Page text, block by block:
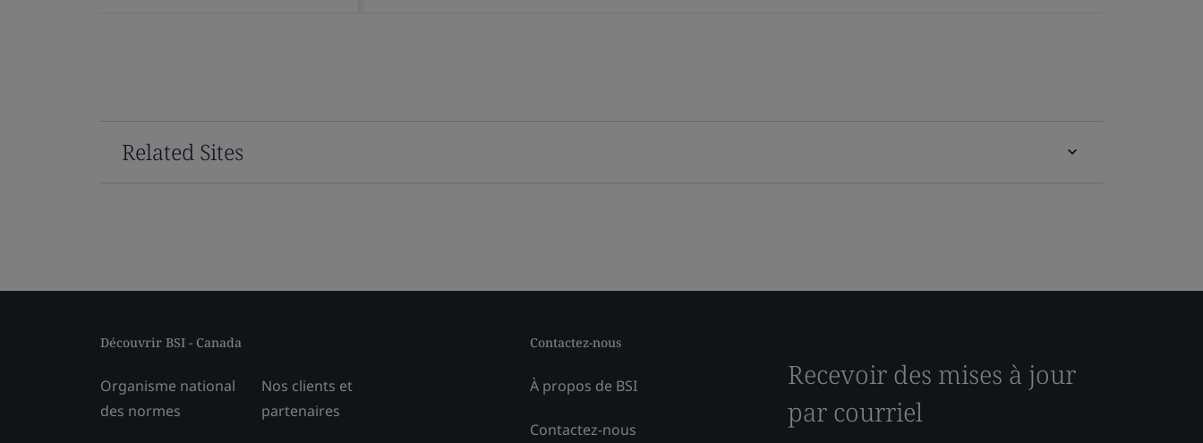
Related Sites
Découvrir BSI - Canada
Organisme national
des normes
Nos clients et
partenaires
Contactez-nous
À propos de BSI
Contactez-nous
Recevoir des mises à jour
par courriel